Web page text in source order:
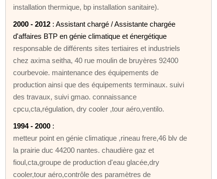
installation thermique, bp installation sanitaire).
2000 - 2012 : Assistant chargé / Assistante chargée
d'affaires BTP en génie climatique et énergétique
responsable de différents sites tertiaires et industriels
chez axima seitha, 40 rue moulin de bruyères 92400
courbevoie. maintenance des équipements de
production ainsi que des équipements terminaux. suivi
des travaux, suivi gmao. connaissance
cpcu,cta,régulation, dry cooler ,tour aéro,ventilo.
1994 - 2000 :
metteur point en génie climatique ,rineau frere,46 blv de
la prairie duc 44200 nantes. chaudière gaz et
fioul,cta,groupe de production d'eau glacée,dry
cooler,tour aéro,contrôle des paramètres de